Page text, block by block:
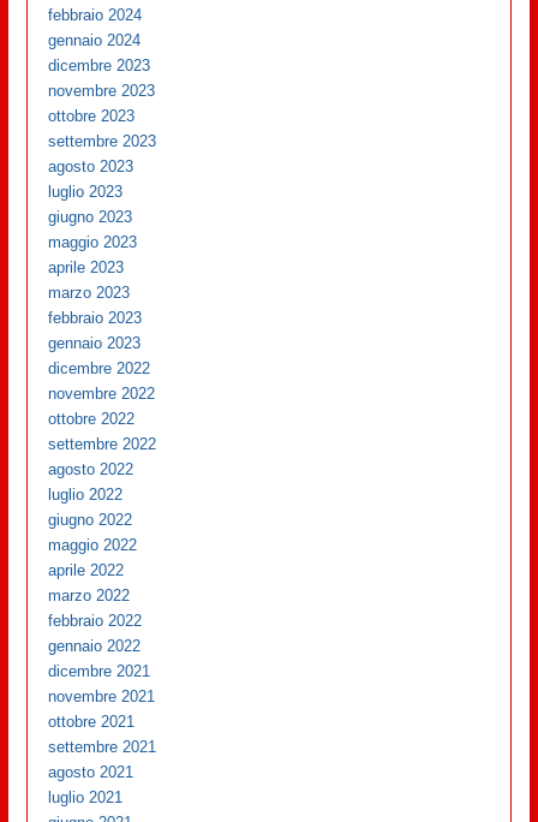
febbraio 2024
gennaio 2024
dicembre 2023
novembre 2023
ottobre 2023
settembre 2023
agosto 2023
luglio 2023
giugno 2023
maggio 2023
aprile 2023
marzo 2023
febbraio 2023
gennaio 2023
dicembre 2022
novembre 2022
ottobre 2022
settembre 2022
agosto 2022
luglio 2022
giugno 2022
maggio 2022
aprile 2022
marzo 2022
febbraio 2022
gennaio 2022
dicembre 2021
novembre 2021
ottobre 2021
settembre 2021
agosto 2021
luglio 2021